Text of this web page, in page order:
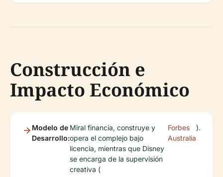
Construcción e
Impacto Económico
Modelo de
Desarrollo:
Miral financia, construye y
opera el complejo bajo
licencia, mientras que Disney
se encarga de la supervisión
creativa (
Forbes
Australia
).